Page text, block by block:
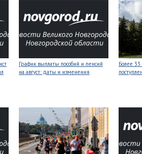
График выплаты пособий и пенсий
на август: даты и изменения
Более 33